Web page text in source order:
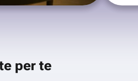
per te